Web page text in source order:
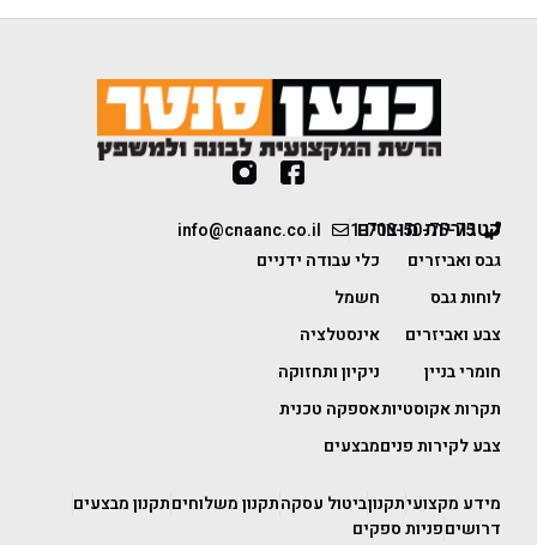
1-700-50-75-75
info@cnaanc.co.il קטגוריות מוצרים
גבס ואביזרים
לוחות גבס
צבע ואביזרים
חומרי בניין
תקרות אקוסטיות
צבע לקירות פנים
כלי עבודה ידניים
חשמל
אינסטלציה
ניקיון ותחזוקה
אספקה טכנית
מבצעים
מידע מקצועיתקנוןביטול עסקהתקנון משלוחיםתקנון מבצעים
דרושיםפניות ספקים